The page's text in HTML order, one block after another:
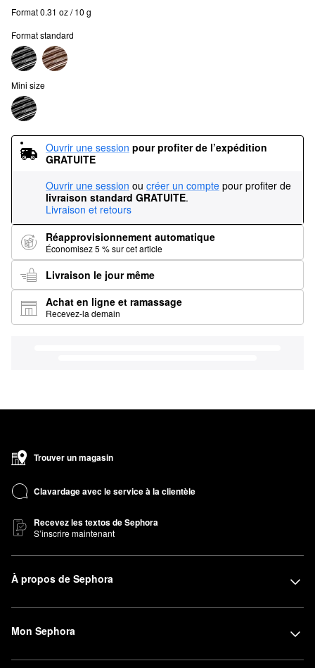
Format 0.31 oz / 10 g
Format standard
Mini size
Ouvrir une session pour profiter de l’expédition
GRATUITE
Ouvrir une session ou créer un compte pour profiter de
livraison standard GRATUITE.
Livraison et retours
Réapprovisionnement automatique
Économisez 5 % sur cet article
Livraison le jour même
Achat en ligne et ramassage
Recevez-la demain
Trouver un magasin
Clavardage avec le service à la clientèle
Recevez les textos de Sephora
S’inscrire maintenant
À propos de Sephora
Mon Sephora